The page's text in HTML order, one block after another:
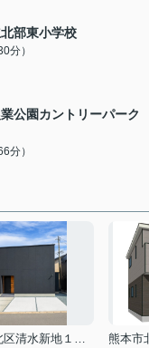
部東小学校
分）
公園カントリーパーク
分）
熊本市北区清水新地１丁目
熊本市